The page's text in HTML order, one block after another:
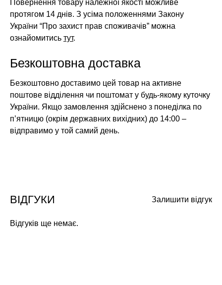
Повернення товару належної якості можливе
протягом 14 днів. З усіма положеннями Закону
України “Про захист прав споживачів” можна
ознайомитись тут.
Безкоштовна доставка
Безкоштовно доставимо цей товар на активне
поштове відділення чи поштомат у будь-якому куточку
України. Якщо замовлення здійснено з понеділка по
п’ятницю (окрім державних вихідних) до 14:00 –
відправимо у той самий день.
Залишити відгук
ВІДГУКИ
Відгуків ще немає.